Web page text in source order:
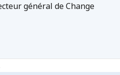
général de Change